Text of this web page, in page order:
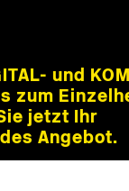
und
zum
jetzt Ihr
Angebot.